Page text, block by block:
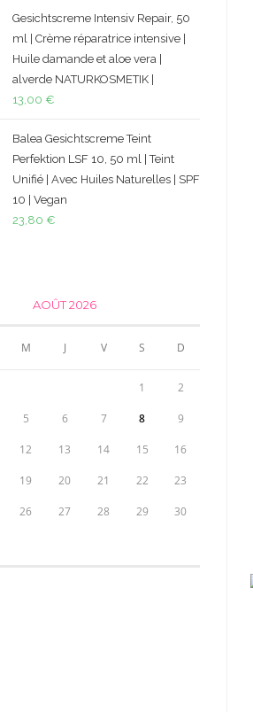
Gesichtscreme Intensiv Repair, 50
ml | Crème réparatrice intensive |
Huile damande et aloe vera |
alverde NATURKOSMETIK |
13,00 €
Balea Gesichtscreme Teint
Perfektion LSF 10, 50 ml | Teint
Unifié | Avec Huiles Naturelles | SPF
10 | Vegan
23,80 €
AOÛT 2026
M J V S D
1 2
5 6 7 8 9
12 13 14 15 16
19 20 21 22 23
26 27 28 29 30